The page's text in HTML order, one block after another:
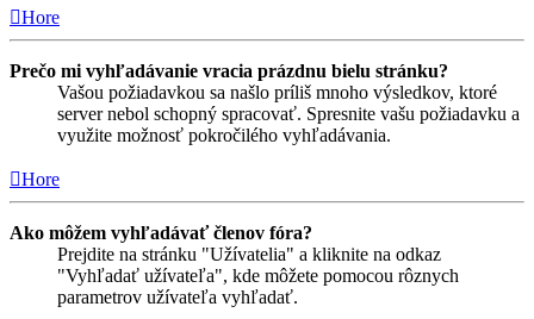
Hore
Prečo mi vyhľadávanie vracia prázdnu bielu stránku?
Vašou požiadavkou sa našlo príliš mnoho výsledkov, ktoré
server nebol schopný spracovať. Spresnite vašu požiadavku a
využite možnosť pokročilého vyhľadávania.
Hore
Ako môžem vyhľadávať členov fóra?
Prejdite na stránku "Užívatelia" a kliknite na odkaz
"Vyhľadať užívateľa", kde môžete pomocou rôznych
parametrov užívateľa vyhľadať.